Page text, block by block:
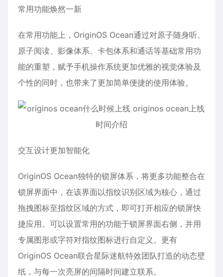
常用功能焕然一新
在常用功能上，OriginOS Ocean通过对原子随身听、
原子阅读、影像体系、卡包体系和通话等基础常用功
能的重塑，赋予手机操作系统更加优雅的视觉体验及
个性的同时，也带来了更加简单便捷的使用体验。
交互设计更加智能化
OriginOS Ocean独特的锁屏体系，将更多功能整合在
锁屏界面中，在该界面以指纹识别区域为核心，通过
拖拽图标至指纹区域的方式，即可打开相应的锁屏快
捷应用。可以设置常用的功能于锁屏界面右侧，并用
专属图形或字符对指纹图标进行自定义。更有
OriginOS Ocean联合星际迷航特效团队打造的动态壁
纸，与每一次亮屏的间隔时间建立联系。